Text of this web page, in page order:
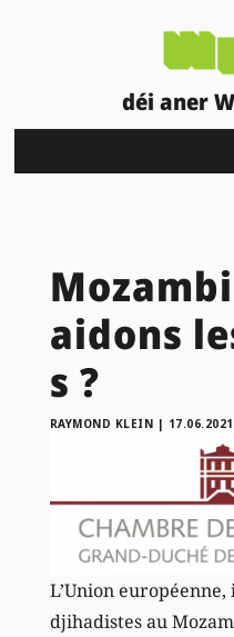
déi aner
aidons
s ?
RAYMOND KLEIN | 17.06.2021
L’Union
djihadistes au